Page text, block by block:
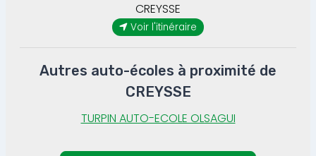
CREYSSE
Voir l'itinéraire
Autres auto-écoles à proximité de
CREYSSE
TURPIN AUTO-ECOLE OLSAGUI